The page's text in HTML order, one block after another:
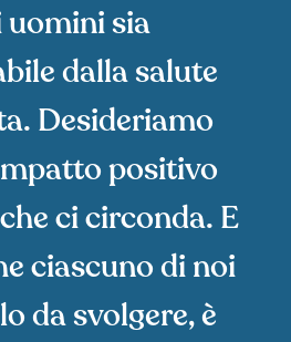
uomini sia
dalla salute
Desideriamo
positivo
ci circonda. E
ciascuno di noi
da svolgere, è